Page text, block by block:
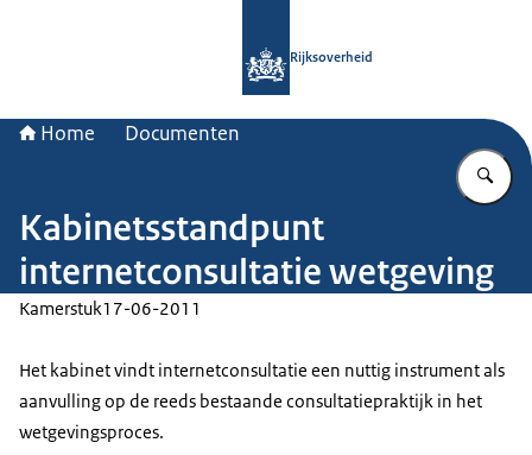
Rijksoverheid
Home Documenten
Kabinetsstandpunt
internetconsultatie wetgeving
Kamerstuk17-06-2011
Het kabinet vindt internetconsultatie een nuttig instrument als
aanvulling op de reeds bestaande consultatiepraktijk in het
wetgevingsproces.